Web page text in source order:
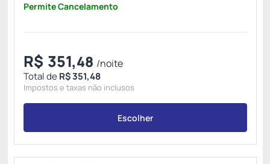
Permite Cancelamento
R$ 351,48 /noite
Total deR$ 351,48
Impostos e taxas não inclusos
Escolher